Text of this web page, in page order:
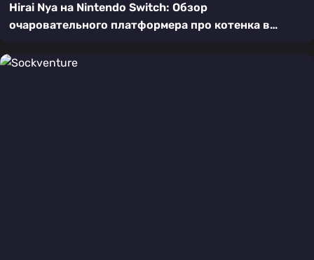
Hirai Nya на Nintendo Switch: Обзор
очаровательного платформера про котенка в